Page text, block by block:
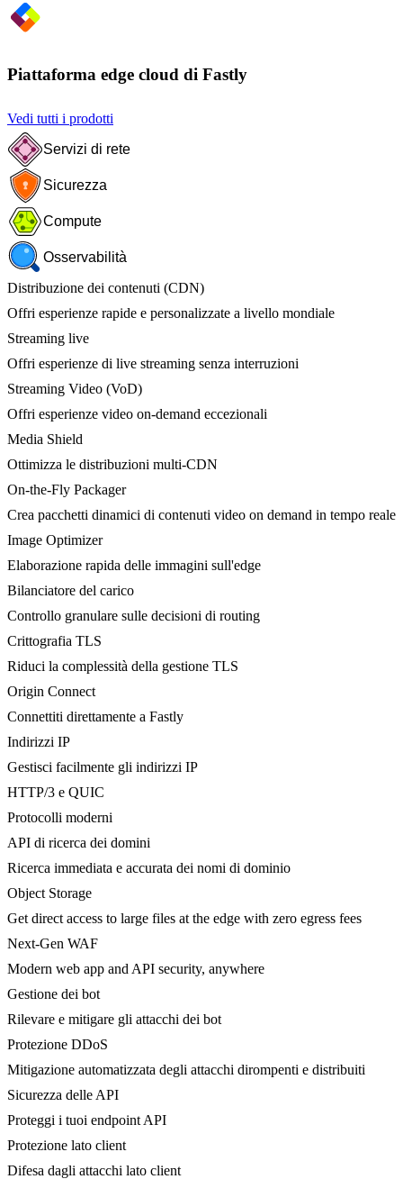
Piattaforma edge cloud di Fastly
Vedi tutti i prodotti
Servizi di rete
Sicurezza
Compute
Osservabilità
Distribuzione dei contenuti (CDN)
Offri esperienze rapide e personalizzate a livello mondiale
Streaming live
Offri esperienze di live streaming senza interruzioni
Streaming Video (VoD)
Offri esperienze video on-demand eccezionali
Media Shield
Ottimizza le distribuzioni multi-CDN
On-the-Fly Packager
Crea pacchetti dinamici di contenuti video on demand in tempo reale
Image Optimizer
Elaborazione rapida delle immagini sull'edge
Bilanciatore del carico
Controllo granulare sulle decisioni di routing
Crittografia TLS
Riduci la complessità della gestione TLS
Origin Connect
Connettiti direttamente a Fastly
Indirizzi IP
Gestisci facilmente gli indirizzi IP
HTTP/3 e QUIC
Protocolli moderni
API di ricerca dei domini
Ricerca immediata e accurata dei nomi di dominio
Object Storage
Get direct access to large files at the edge with zero egress fees
Next-Gen WAF
Modern web app and API security, anywhere
Gestione dei bot
Rilevare e mitigare gli attacchi dei bot
Protezione DDoS
Mitigazione automatizzata degli attacchi dirompenti e distribuiti
Sicurezza delle API
Proteggi i tuoi endpoint API
Protezione lato client
Difesa dagli attacchi lato client